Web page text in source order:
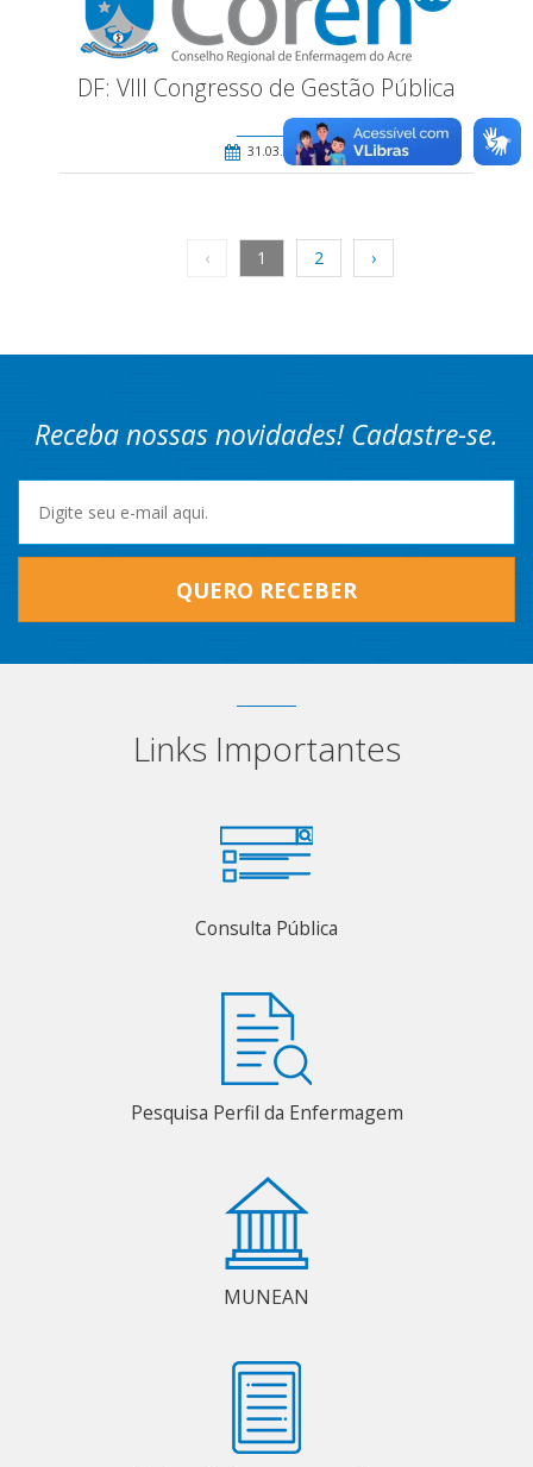
DF: VIII Congresso de Gestão Pública
31.03.2015
‹ 1 2 ›
Receba nossas novidades! Cadastre-se.
QUERO RECEBER
Links Importantes
Consulta Pública
Pesquisa Perfil da Enfermagem
MUNEAN